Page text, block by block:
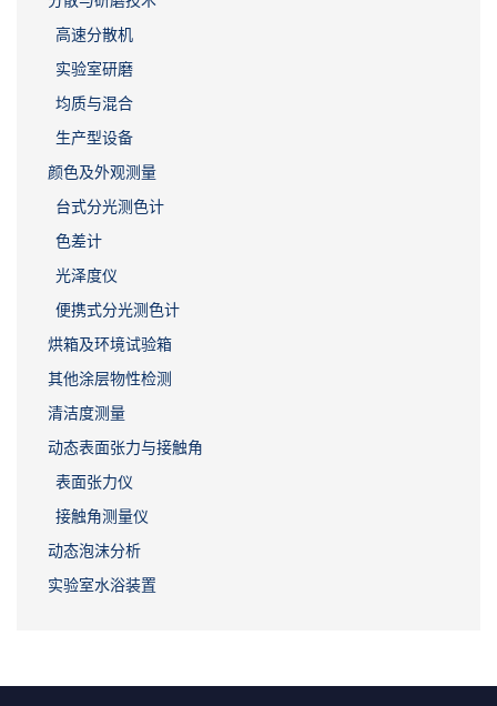
高速分散机
实验室研磨
均质与混合
生产型设备
颜色及外观测量
台式分光测色计
色差计
光泽度仪
便携式分光测色计
烘箱及环境试验箱
其他涂层物性检测
清洁度测量
动态表面张力与接触角
表面张力仪
接触角测量仪
动态泡沫分析
实验室水浴装置